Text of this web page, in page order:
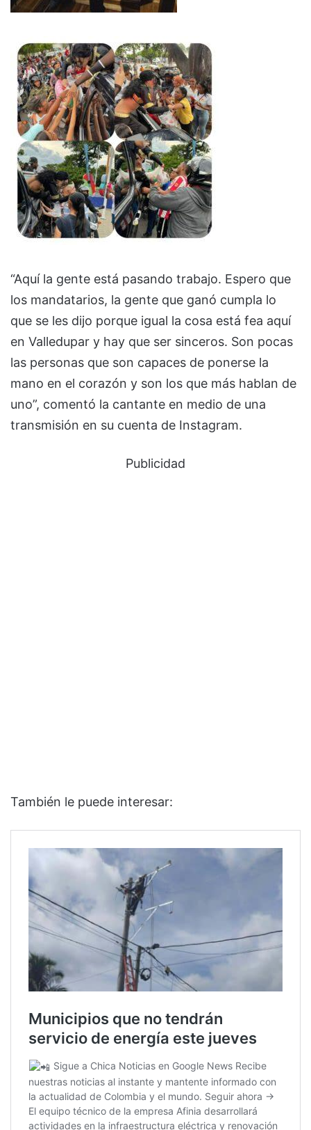
“Aquí la gente está pasando trabajo. Espero que
los mandatarios, la gente que ganó cumpla lo
que se les dijo porque igual la cosa está fea aquí
en Valledupar y hay que ser sinceros. Son pocas
las personas que son capaces de ponerse la
mano en el corazón y son los que más hablan de
uno”, comentó la cantante en medio de una
transmisión en su cuenta de Instagram.
Publicidad
También le puede interesar: